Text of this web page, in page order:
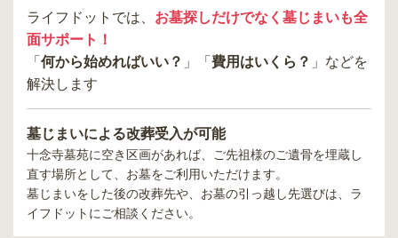
ライフドットでは、 お墓探しだけでなく墓じまいも全
面サポート！
「 何から始めればいい？ 」「 費用はいくら？ 」などを
解決します
墓じまいによる改葬受入が可能
十念寺墓苑に空き区画があれば、ご先祖様のご遺骨を埋蔵し
直す場所として、お墓をご利用いただけます。
墓じまいをした後の改葬先や、お墓の引っ越し先選びは、ラ
イフドットにご相談ください。